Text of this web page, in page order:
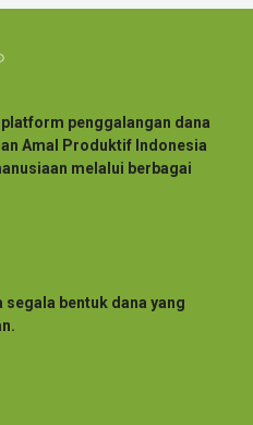
penggalangan dana
Amal Produktif Indonesia
melalui berbagai
bentuk dana yang